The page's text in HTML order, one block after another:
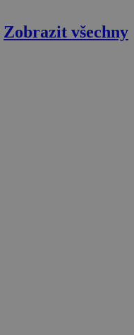
Zobrazit všechny